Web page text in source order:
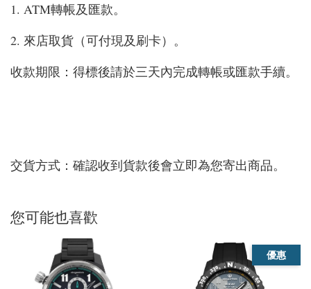
1. ATM轉帳及匯款。
2. 來店取貨（可付現及刷卡）。
收款期限：得標後請於三天內完成轉帳或匯款手續。
交貨方式：確認收到貨款後會立即為您寄出商品。
您可能也喜歡
優惠